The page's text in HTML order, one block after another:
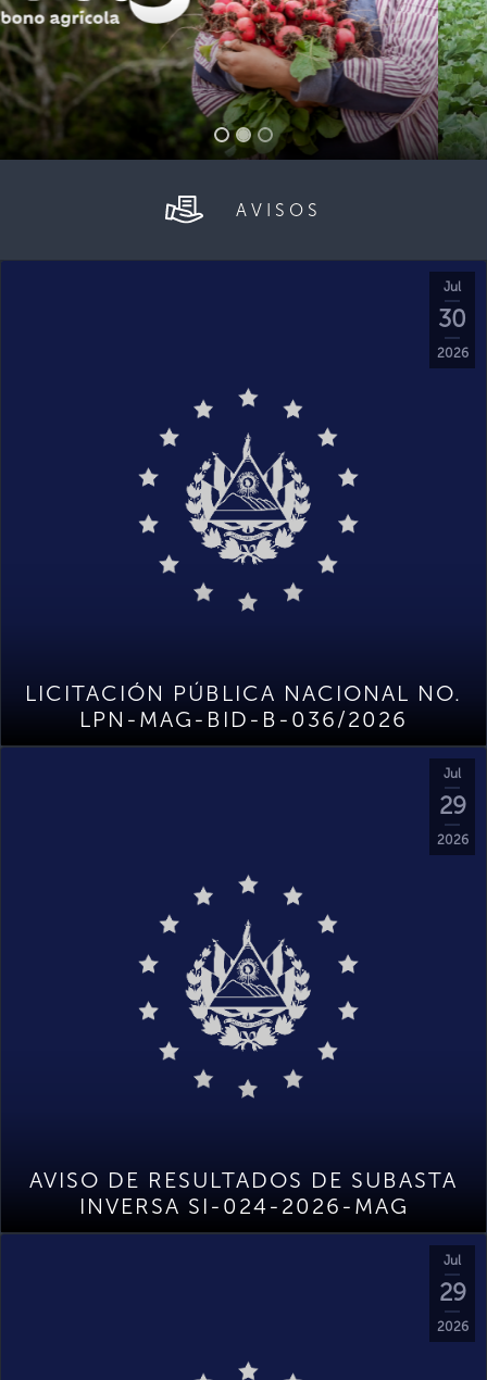
AVISOS
Jul
30
2026
LICITACIÓN PÚBLICA NACIONAL NO.
LPN-MAG-BID-B-036/2026
Jul
29
2026
AVISO DE RESULTADOS DE SUBASTA
INVERSA SI-024-2026-MAG
Jul
29
2026